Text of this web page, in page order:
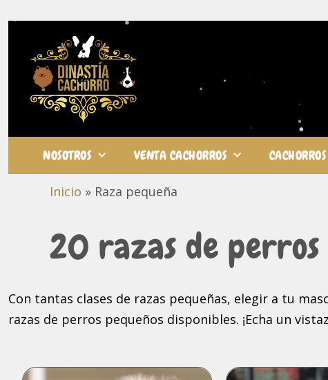
NOSOTROS VENTA CACHORROS
Inicio » Raza pequeña
20 razas de perros
Con tantas clases de razas pequeñas, elegir a tu
razas de perros pequeños disponibles. ¡Echa un